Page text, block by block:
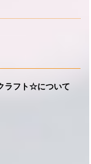
ラフト☆について